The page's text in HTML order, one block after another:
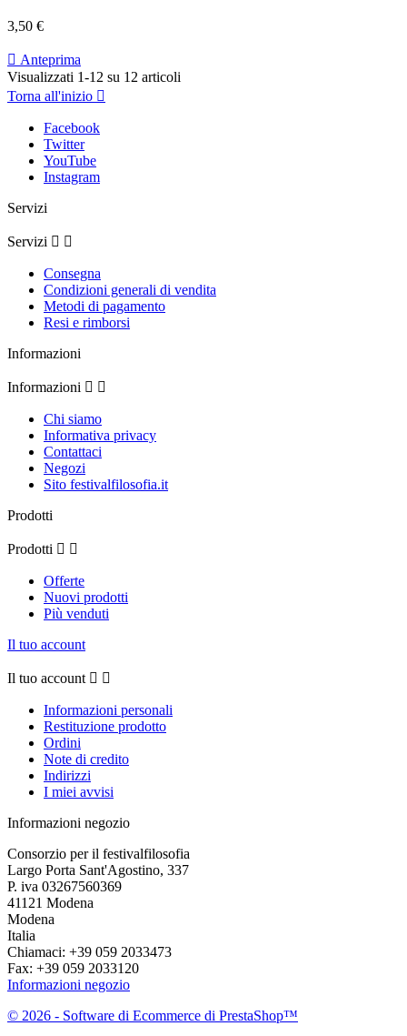
3,50 €
 Anteprima
Visualizzati 1-12 su 12 articoli
Torna all'inizio 
Facebook
Twitter
YouTube
Instagram
Servizi
Servizi  
Consegna
Condizioni generali di vendita
Metodi di pagamento
Resi e rimborsi
Informazioni
Informazioni  
Chi siamo
Informativa privacy
Contattaci
Negozi
Sito festivalfilosofia.it
Prodotti
Prodotti  
Offerte
Nuovi prodotti
Più venduti
Il tuo account
Il tuo account  
Informazioni personali
Restituzione prodotto
Ordini
Note di credito
Indirizzi
I miei avvisi
Informazioni negozio
Consorzio per il festivalfilosofia
Largo Porta Sant'Agostino, 337
P. iva 03267560369
41121 Modena
Modena
Italia
Chiamaci: +39 059 2033473
Fax: +39 059 2033120
Informazioni negozio
© 2026 - Software di Ecommerce di PrestaShop™